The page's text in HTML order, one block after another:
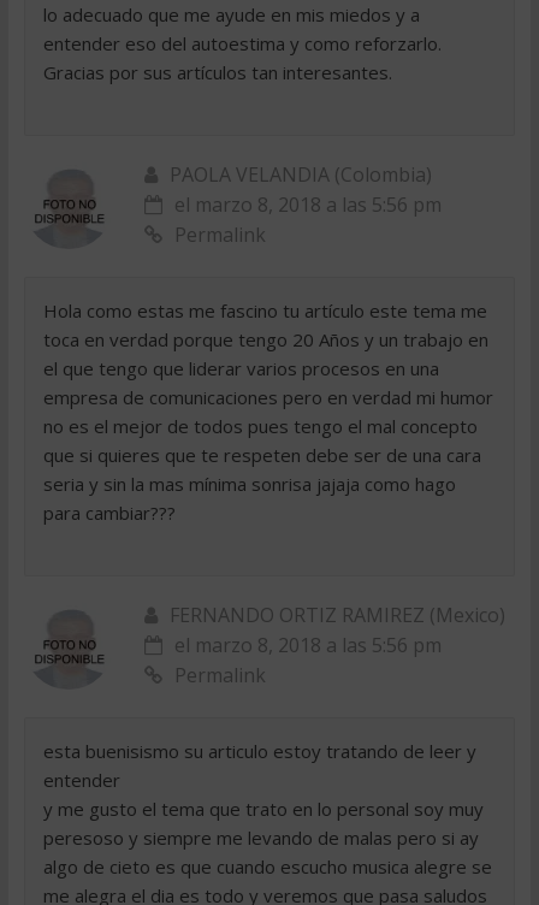
lo adecuado que me ayude en mis miedos y a
entender eso del autoestima y como reforzarlo.
Gracias por sus artículos tan interesantes.
PAOLA VELANDIA (Colombia)
el marzo 8, 2018 a las 5:56 pm
Permalink
Hola como estas me fascino tu artículo este tema me
toca en verdad porque tengo 20 Años y un trabajo en
el que tengo que liderar varios procesos en una
empresa de comunicaciones pero en verdad mi humor
no es el mejor de todos pues tengo el mal concepto
que si quieres que te respeten debe ser de una cara
seria y sin la mas mínima sonrisa jajaja como hago
para cambiar???
FERNANDO ORTIZ RAMIREZ (Mexico)
el marzo 8, 2018 a las 5:56 pm
Permalink
esta buenisismo su articulo estoy tratando de leer y
entender
y me gusto el tema que trato en lo personal soy muy
peresoso y siempre me levando de malas pero si ay
algo de cieto es que cuando escucho musica alegre se
me alegra el dia es todo y veremos que pasa saludos